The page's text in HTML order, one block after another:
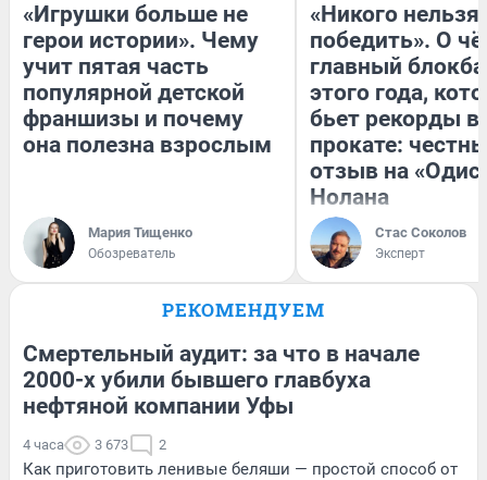
«Игрушки больше не
герои истории». Чему
учит пятая часть
популярной детской
франшизы и почему
она полезна взрослым
Мария Тищенко
Обозреватель
«Никого нельзя
победить». О
главный
этого года,
бьет рекорды в
прокате:
отзыв на
Нолана
Стас Соколов
Эксперт
РЕКОМЕНДУЕМ
Смертельный аудит: за что в начале
2000-х убили бывшего главбуха
нефтяной компании Уфы
4 часа 3 673 2
Как приготовить ленивые беляши — простой способ от